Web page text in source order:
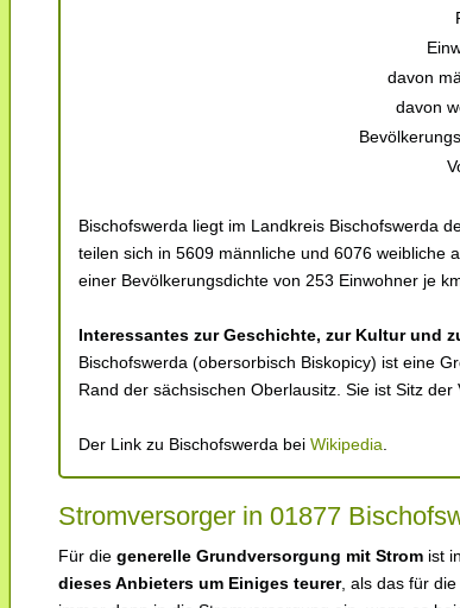
davon
davon
Bischofswerda liegt im Landkreis Bischofswerda
teilen sich in 5609 männliche und 6076 weibliche
einer Bevölkerungsdichte von 253 Einwohner je
Interessantes zur Geschichte, zur Kultur und
Bischofswerda (obersorbisch Biskopicy) ist eine
Rand der sächsischen Oberlausitz. Sie ist Sitz
Der Link zu Bischofswerda bei Wikipedia
Stromversorger in 01877
Für die generelle Grundversorgung mit Strom ist
dieses Anbieters um Einiges teurer, als das für